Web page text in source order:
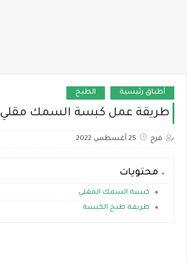
أطباق رئيسية الطبخ
طريقة عمل كبسة السمك مقلي
فرح 25 أغسطس 2022
محتويات
كبسة السمك المقلي
طريقة طبخ الكبسة